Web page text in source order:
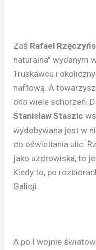
Zaś Rafael
naturalna” wydanym
Truskawcu i
naftową. A
ona wiele schorzeń.
Stanisław Staszic
wydobywana jest w
do oświetlania ulic.
jako uzdrowiska, to
Kiedy to, po
Galicji.
A po I wojnie